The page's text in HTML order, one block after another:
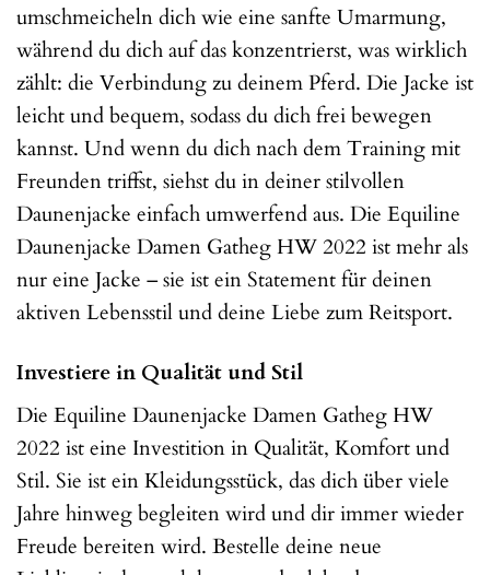
umschmeicheln dich wie eine sanfte Umarmung,
während du dich auf das konzentrierst, was wirklich
zählt: die Verbindung zu deinem Pferd. Die Jacke ist
leicht und bequem, sodass du dich frei bewegen
kannst. Und wenn du dich nach dem Training mit
Freunden triffst, siehst du in deiner stilvollen
Daunenjacke einfach umwerfend aus. Die Equiline
Daunenjacke Damen Gatheg HW 2022 ist mehr als
nur eine Jacke – sie ist ein Statement für deinen
aktiven Lebensstil und deine Liebe zum Reitsport.
Investiere in Qualität und Stil
Die Equiline Daunenjacke Damen Gatheg HW
2022 ist eine Investition in Qualität, Komfort und
Stil. Sie ist ein Kleidungsstück, das dich über viele
Jahre hinweg begleiten wird und dir immer wieder
Freude bereiten wird. Bestelle deine neue